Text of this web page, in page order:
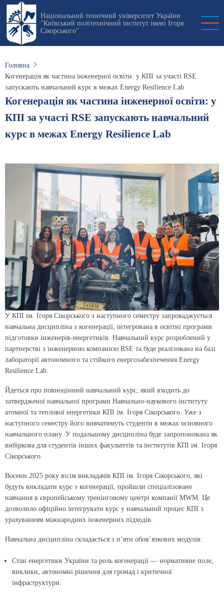
Перейти
основного
вмісту
Національний технічний університет України
"Київський політехнічний інститут імені Ігоря
Сікорського"
Головна
Когенерація як частина інженерної освіти: у КПІ за участі RSE
запускають навчальний курс в межах Energy Resilience Lab
Когенерація як частина інженерної освіти: у
КПІ за участі RSE запускають навчальний
курс в межах Energy Resilience Lab
У КПІ ім. Ігоря Сікорського з наступного семестру запроваджується
навчальна дисципліна з когенерації, інтегрована в освітні програми
підготовки інженерів-енергетиків. Навчальний курс розроблений у
партнерстві з інженерною компанією RSE та буде реалізована на базі
лабораторії автономного та стійкого енергозабезпечення Energy
Resilience Lab.
Йдеться про повноцінний навчальний курс, який входить до
затвердженої навчальної програми Навчально-наукового інституту
атомної та теплової енергетики КПІ ім. Ігоря Сікорського. Уже з
наступного семестру його вивчатимуть студенти в межах основного
навчального плану. У подальшому дисципліна буде запропонована як
вибіркова для студентів інших факультетів та інститутів КПІ ім. Ігоря
Сікорського.
Восени 2025 року вісім викладачів КПІ ім. Ігоря Сікорського, які
будуть викладати курс з когенерації, пройшли спеціалізоване
навчання в європейському тренінговому центрі компанії MWM. Це
дозволило офіційно інтегрувати курс у навчальний процес КПІ з
урахуванням міжнародних інженерних підходів.
Навчальна дисципліна складається з п’яти обов’язкових модулів:
Стан енергетики України та роль когенерації — нормативне поле,
виклики, автономні рішення для громад і критичної
інфраструктури.